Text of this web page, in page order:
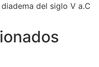
del siglo V a.C